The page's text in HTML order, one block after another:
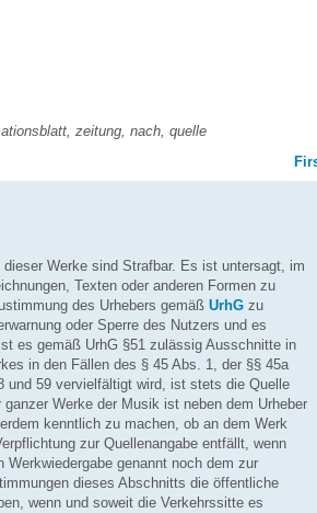
zeitung, nach, quelle
Werke sind Strafbar. Es ist untersagt, im
Texten oder anderen Formen zu
des Urhebers gemäß UrhG zu
oder Sperre des Nutzers und es
es gemäß UrhG §51 zulässig Ausschnitte in
in den Fällen des § 45 Abs. 1, der §§ 45a
und 59 vervielfältigt wird, ist stets die Quelle
Werke der Musik ist neben dem Urheber
kenntlich zu machen, ob an dem Werk
zur Quellenangabe entfällt, wenn
genannt noch dem zur
dieses Abschnitts die öffentliche
wenn und soweit die Verkehrssitte es